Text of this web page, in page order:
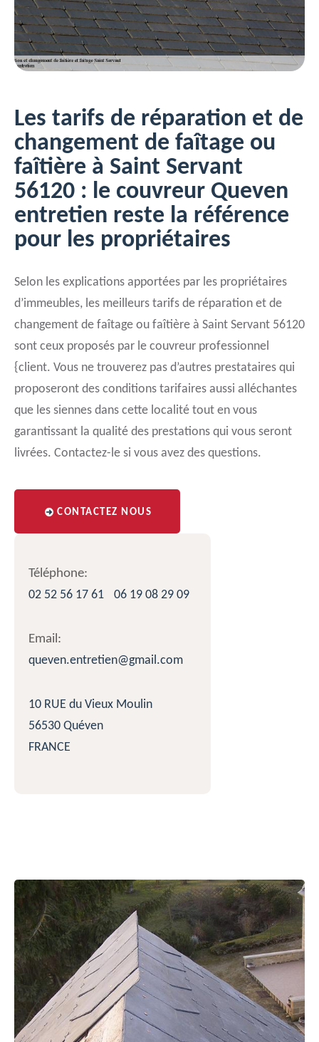
Les tarifs de réparation et de
changement de faîtage ou
faîtière à Saint Servant
56120 : le couvreur Queven
entretien reste la référence
pour les propriétaires
Selon les explications apportées par les propriétaires
d’immeubles, les meilleurs tarifs de réparation et de
changement de faîtage ou faîtière à Saint Servant 56120
sont ceux proposés par le couvreur professionnel
{client. Vous ne trouverez pas d’autres prestataires qui
proposeront des conditions tarifaires aussi alléchantes
que les siennes dans cette localité tout en vous
garantissant la qualité des prestations qui vous seront
livrées. Contactez-le si vous avez des questions.
CONTACTEZ NOUS
Téléphone:
02 52 56 17 61
06 19 08 29 09
Email:
queven.entretien@gmail.com
10 RUE du Vieux Moulin
56530 Quéven
FRANCE